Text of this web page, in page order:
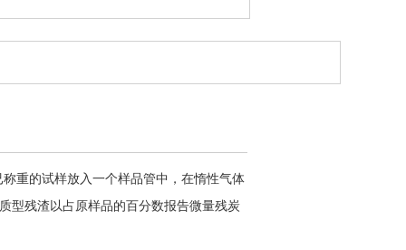
重的试样放入一个样品管中，在惰性气体
型残渣以占原样品的百分数报告微量残炭